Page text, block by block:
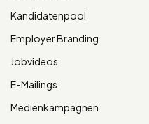
Kandidatenpool
Employer Branding
Jobvideos
E-Mailings
Medienkampagnen